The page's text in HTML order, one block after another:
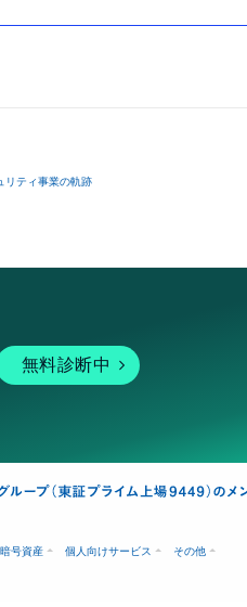
リティ事業の軌跡
無料診断中
暗号資産 個人向けサービス その他